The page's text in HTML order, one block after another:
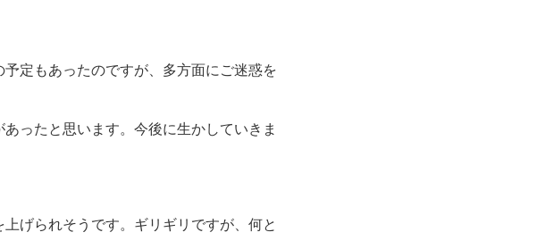
定もあったのですが、多方面にご迷惑を
ったと思います。今後に生かしていきま
げられそうです。ギリギリですが、何と